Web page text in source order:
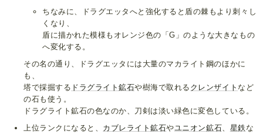
ちなみに、ドラグエッタへと強化すると盾の棘もより刺々し
くなり、
盾に描かれた模様もオレンジ色の「G」のような大きなもの
へ変化する。
その名の通り、ドラグエッタには大量のマカライト鋼のほかに
も、
塔で採掘する ドラグライト鉱石や樹海で取れる クレンザイト など
の石も使う。
ドラグライト鉱石の色なのか、刀剣は淡い緑色に変色している。
上位ランクになると、 カブレライト鉱石やユニオン鉱石 星鉄な